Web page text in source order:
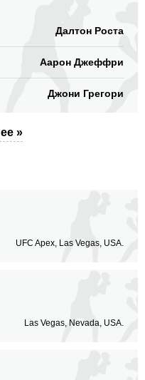
Далтон Роста
Аарон Джеффри
Джони Грегори
»
UFC Apex, Las Vegas, USA.
Las Vegas, Nevada, USA.